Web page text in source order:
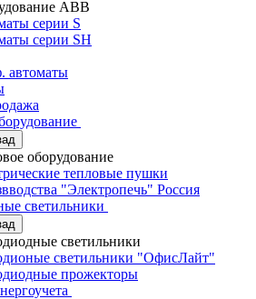
АВВ
серии S
серии SH
автоматы
оборудование
тепловые пушки
"Электропечь" Россия
светильники
светильники
светильники "ОфисЛайт"
прожекторы